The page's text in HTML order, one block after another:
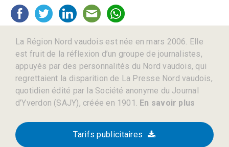
La Région Nord vaudois est née en mars 2006. Elle
est fruit de la réflexion d’un groupe de journalistes,
appuyés par des personnalités du Nord vaudois, qui
regrettaient la disparition de La Presse Nord vaudois,
quotidien édité par la Société anonyme du Journal
d’Yverdon (SAJY), créée en 1901. En savoir plus
Tarifs publicitaires